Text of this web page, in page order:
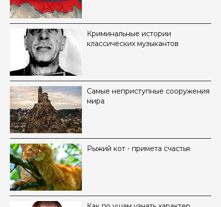
Криминальные истории
классических музыкантов
Самые неприступные сооружения
мира
Рыжий кот - примета счастья